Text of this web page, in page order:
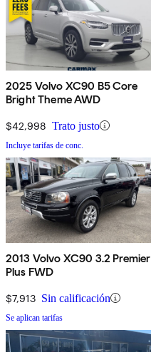
2025 Volvo XC90 B5 Core
Bright Theme AWD
$42,998 Trato justo
Incluye tarifas de conc.
2013 Volvo XC90 3.2 Premier
Plus FWD
$7,913 Sin calificación
Se aplican tarifas